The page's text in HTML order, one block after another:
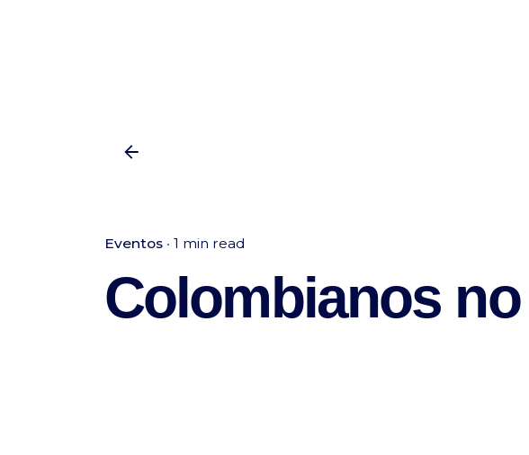
Eventos 1 min read
Colombianos no